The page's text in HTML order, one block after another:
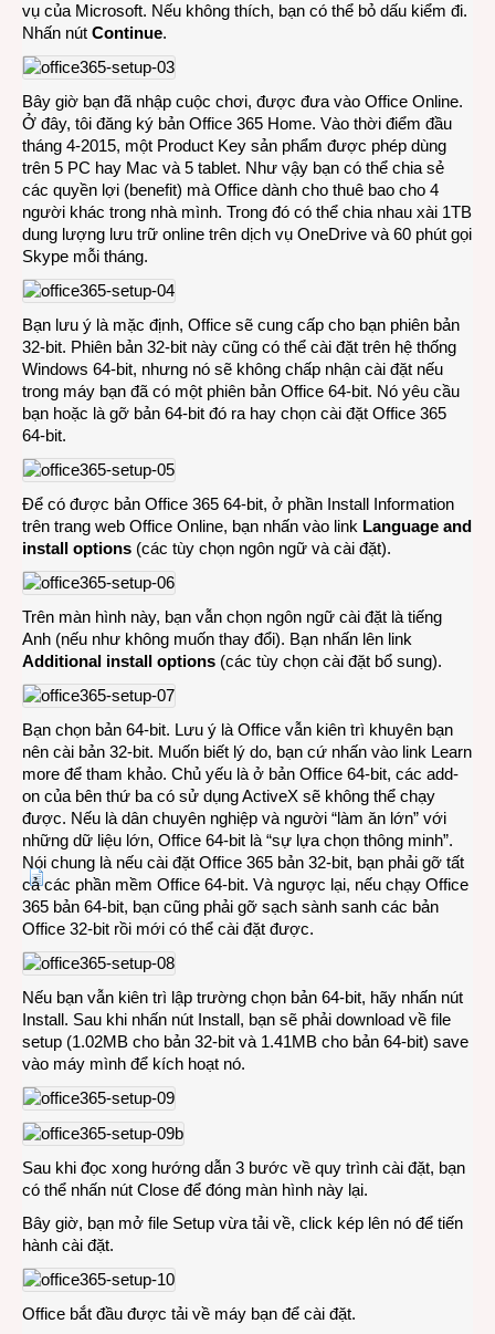
vụ của Microsoft. Nếu không thích, bạn có thể bỏ dấu kiểm đi.
Nhấn nút Continue.
Bây giờ bạn đã nhập cuộc chơi, được đưa vào Office Online.
Ở đây, tôi đăng ký bản Office 365 Home. Vào thời điểm đầu
tháng 4-2015, một Product Key sản phẩm được phép dùng
trên 5 PC hay Mac và 5 tablet. Như vậy bạn có thể chia sẻ
các quyền lợi (benefit) mà Office dành cho thuê bao cho 4
người khác trong nhà mình. Trong đó có thể chia nhau xài 1TB
dung lượng lưu trữ online trên dịch vụ OneDrive và 60 phút gọi
Skype mỗi tháng.
Bạn lưu ý là mặc định, Office sẽ cung cấp cho bạn phiên bản
32-bit. Phiên bản 32-bit này cũng có thể cài đặt trên hệ thống
Windows 64-bit, nhưng nó sẽ không chấp nhận cài đặt nếu
trong máy bạn đã có một phiên bản Office 64-bit. Nó yêu cầu
bạn hoặc là gỡ bản 64-bit đó ra hay chọn cài đặt Office 365
64-bit.
Để có được bản Office 365 64-bit, ở phần Install Information
trên trang web Office Online, bạn nhấn vào link Language and
install options (các tùy chọn ngôn ngữ và cài đặt).
Trên màn hình này, bạn vẫn chọn ngôn ngữ cài đặt là tiếng
Anh (nếu như không muốn thay đổi). Bạn nhấn lên link
Additional install options (các tùy chọn cài đặt bổ sung).
Bạn chọn bản 64-bit. Lưu ý là Office vẫn kiên trì khuyên bạn
nên cài bản 32-bit. Muốn biết lý do, bạn cứ nhấn vào link Learn
more để tham khảo. Chủ yếu là ở bản Office 64-bit, các add-
on của bên thứ ba có sử dụng ActiveX sẽ không thể chạy
được. Nếu là dân chuyên nghiệp và người “làm ăn lớn” với
những dữ liệu lớn, Office 64-bit là “sự lựa chọn thông minh”.
Nói chung là nếu cài đặt Office 365 bản 32-bit, bạn phải gỡ tất
cả các phần mềm Office 64-bit. Và ngược lại, nếu chạy Office
365 bản 64-bit, bạn cũng phải gỡ sạch sành sanh các bản
Office 32-bit rồi mới có thể cài đặt được.
Nếu bạn vẫn kiên trì lập trường chọn bản 64-bit, hãy nhấn nút
Install. Sau khi nhấn nút Install, bạn sẽ phải download về file
setup (1.02MB cho bản 32-bit và 1.41MB cho bản 64-bit) save
vào máy mình để kích hoạt nó.
Sau khi đọc xong hướng dẫn 3 bước về quy trình cài đặt, bạn
có thể nhấn nút Close để đóng màn hình này lại.
Bây giờ, bạn mở file Setup vừa tải về, click kép lên nó để tiến
hành cài đặt.
Office bắt đầu được tải về máy bạn để cài đặt.